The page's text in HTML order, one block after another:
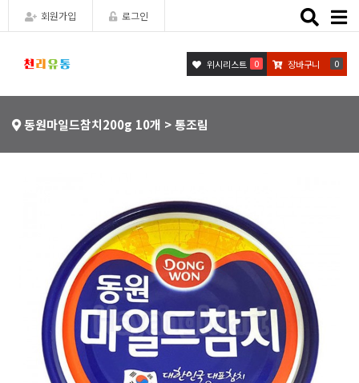
회원가입 로그인
Toggle
위시리스트 0 장바구니 0
동원마일드참치200g 10개 > 통조림